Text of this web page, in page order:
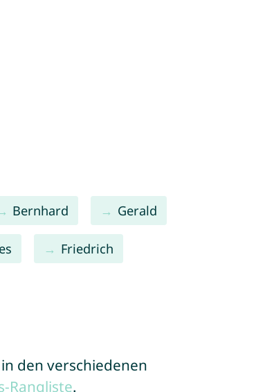
Bernhard Gerald
Friedrich
den verschiedenen
Rangliste.